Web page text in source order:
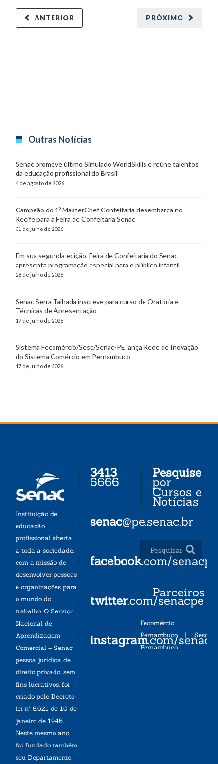
PRÓXIMO
ANTERIOR
Outras Notícias
Senac promove último Simulado WorldSkills e reúne talentos
da educação profissional do Brasil
4 de agosto de 2026
Campeão do 1º MasterChef Confeitaria desembarca no
Recife para a Feira de Confeitaria Senac
31 de julho de 2026
Em sua segunda edição, Feira de Confeitaria do Senac
apresenta programação especial para o público infantil
28 de julho de 2026
Senac Serra Talhada inscreve para curso de Oratória e
Técnicas de Apresentação
17 de julho de 2026
Sistema Fecomércio/Sesc/Senac-PE lança Rede de Inovação
do Sistema Comércio em Pernambuco
17 de julho de 2026
Instituição de
educação
profissional aberta
a toda a sociedade,
com a missão de
desenvolver pessoas
e organizações para
o mundo do
trabalho. O Serviço
Nacional de
Aprendizagem
Comercial – Senac,
pessoa jurídica de
direito privado, sem
fins lucrativos, foi
criado pelo Decreto-
lei nº 8.621 de 10 de
janeiro de 1946.
Neste mesmo ano,
foi fundado também
seu Departamento
3413
6666
senac@pe.senac.br
facebook.com/senacpe
twitter.com/senacpe
instagram.com/
Pesquise
por
Cursos e
Notícias
Parceiros
Fecomércio
Pernambuco| Sesc
Pernambuco